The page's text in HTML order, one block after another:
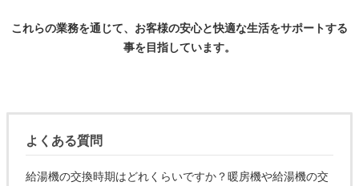
これらの業務を通じて、お客様の安心と快適な生活をサポートする
事を目指しています。
よくある質問
給湯機の交換時期はどれくらいですか？暖房機や給湯機の交